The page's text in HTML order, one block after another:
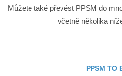
Můžete také převést PPSM do
včetně několika
PPSM TO